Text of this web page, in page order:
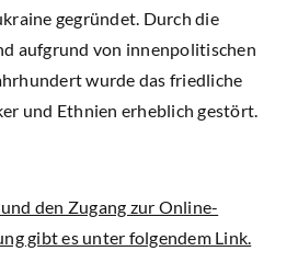
gegründet. Durch die
aufgrund von innenpolitischen
wurde das friedliche
und Ethnien erheblich gestört.
den Zugang zur Online-
gibt es unter folgendem Link.